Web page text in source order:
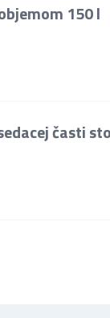
150 l
časti